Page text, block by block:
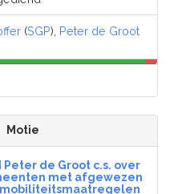
(SGP), Peter de Groot
Motie
Peter de Groot c.s. over
met afgewezen